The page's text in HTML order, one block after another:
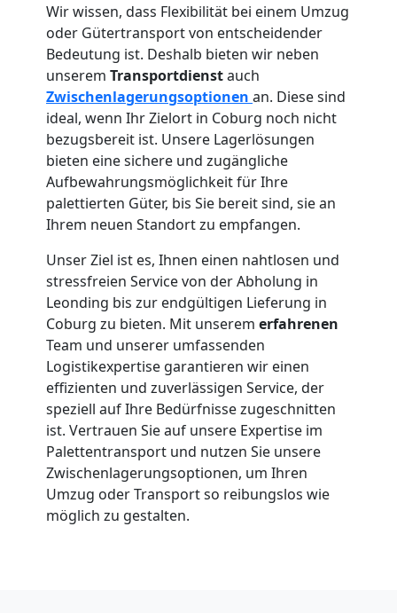
Wir wissen, dass Flexibilität bei einem Umzug
oder Gütertransport von entscheidender
Bedeutung ist. Deshalb bieten wir neben
unserem Transportdienstauch
Zwischenlagerungsoptionen an. Diese sind
ideal, wenn Ihr Zielort in Coburg noch nicht
bezugsbereit ist. Unsere Lagerlösungen
bieten eine sichere und zugängliche
Aufbewahrungsmöglichkeit für Ihre
palettierten Güter, bis Sie bereit sind, sie an
Ihrem neuen Standort zu empfangen.
Unser Ziel ist es, Ihnen einen nahtlosen und
stressfreien Service von der Abholung in
Leonding bis zur endgültigen Lieferung in
Coburg zu bieten. Mit unserem erfahrenen
Team und unserer umfassenden
Logistikexpertise garantieren wir einen
effizienten und zuverlässigen Service, der
speziell auf Ihre Bedürfnisse zugeschnitten
ist. Vertrauen Sie auf unsere Expertise im
Palettentransport und nutzen Sie unsere
Zwischenlagerungsoptionen, um Ihren
Umzug oder Transport so reibungslos wie
möglich zu gestalten.